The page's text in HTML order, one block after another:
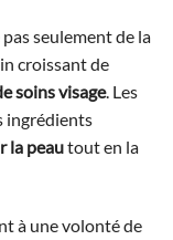
seulement de la
croissant de
soins visage. Les
ingrédients
la peautout en la
à une volonté de